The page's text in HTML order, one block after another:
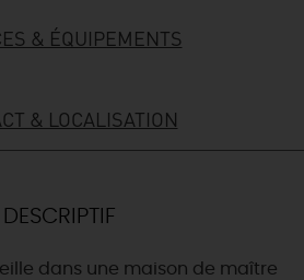
DEMAIN
WEEK-END
SEMAINE
& ÉQUIPEMENTS
& LOCALISATION
DESCRIPTIF
dans une maison de maître